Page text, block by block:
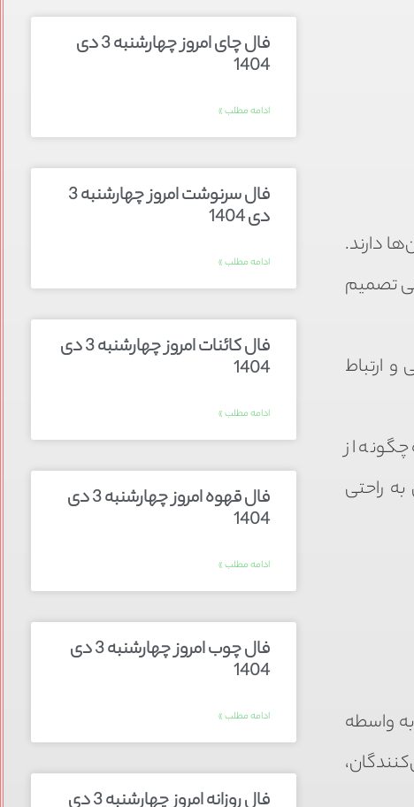
دارند.
تصمیم
ارتباط
از
راحتی
به واسطه
فال چای امروز چهارشنبه 3 دی
1404
ادامه مطلب »
فال سرنوشت امروز چهارشنبه 3
دی 1404
ادامه مطلب »
فال کائنات امروز چهارشنبه 3 دی
1404
ادامه مطلب »
فال قهوه امروز چهارشنبه 3 دی
1404
ادامه مطلب »
فال چوب امروز چهارشنبه 3 دی
1404
ادامه مطلب »